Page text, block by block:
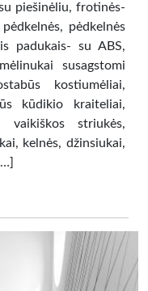
piešinėliu, frotinės-
pėdkelnės
padukais- su ABS,
susagstomi
kostiumėliai,
kūdikio kraiteliai,
vaikiškos striukės,
kelnės, džinsiukai,